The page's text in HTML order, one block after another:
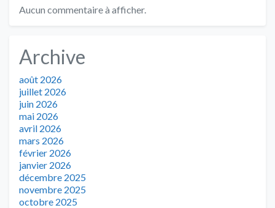
Aucun commentaire à afficher.
Archive
août 2026
juillet 2026
juin 2026
mai 2026
avril 2026
mars 2026
février 2026
janvier 2026
décembre 2025
novembre 2025
octobre 2025